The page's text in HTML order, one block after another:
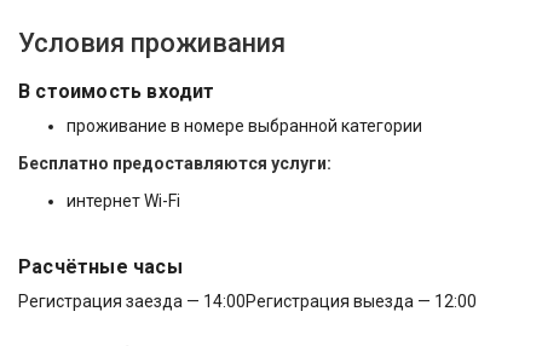
Условия проживания
В стоимость входит
проживание в номере выбранной категории
Бесплатно предоставляются услуги:
интернет Wi-Fi
Расчётные часы
Регистрация заезда — 14:00Регистрация выезда — 12:00